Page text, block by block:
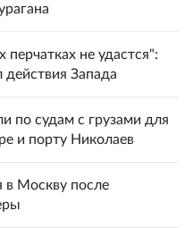
перчатках не удастся":
Запада
по судам с грузами для
и порту Николаев
в Москву после